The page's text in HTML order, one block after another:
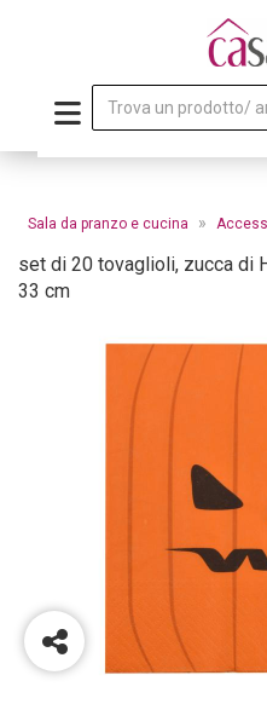
Sala da pranzo e cucina »
set di 20 tovaglioli, zucca di
33 cm